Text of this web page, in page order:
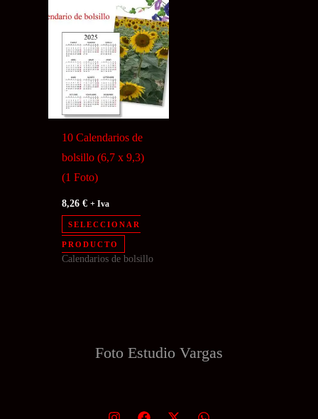
10 Calendarios de
bolsillo (6,7 x 9,3)
(1 Foto)
8,26€ + Iva
SELECCIONAR
PRODUCTO
Calendarios de bolsillo
Foto Estudio Vargas